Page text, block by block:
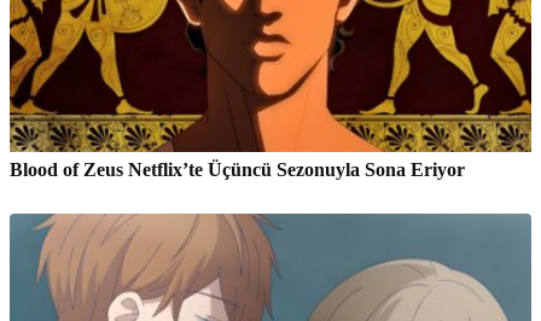
Blood of Zeus Netflix’te Üçüncü Sezonuyla Sona Eriyor